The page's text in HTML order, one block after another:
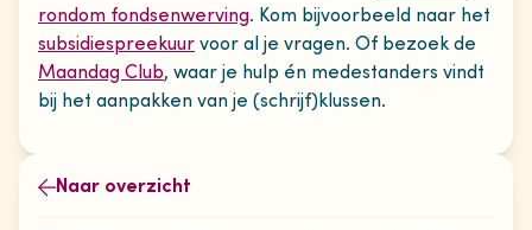
rondom fondsenwerving. Kom bijvoorbeeld naar het
subsidiespreekuur voor al je vragen. Of bezoek de
Maandag Club, waar je hulp én medestanders vindt
bij het aanpakken van je (schrijf)klussen.
Naar overzicht